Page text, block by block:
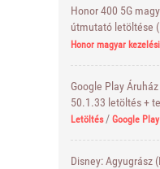
Honor 400 5G
útmutató letöltése
Honor magyar
Google Play
50.1.33 letöltés +
Letöltés/ Google
Disney: Agyugrász